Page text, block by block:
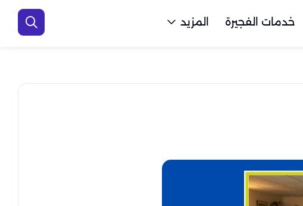
خدمات الفجيرة المزيد